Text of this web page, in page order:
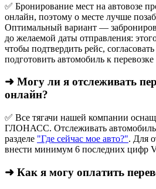
✅ Бронирование мест на автовозе
онлайн, поэтому о месте лучше
Оптимальный вариант —
до желаемой даты отправления:
чтобы подтвердить рейс,
подготовить автомобиль к перевозке
➜ Могу ли я отслеживать
онлайн?
✅ Все тягачи нашей компании
ГЛОНАСС. Отслеживать
разделе "Где сейчас мое авто?". Для
внести минимум 6 последних цифр
➜ Как я могу оплатить